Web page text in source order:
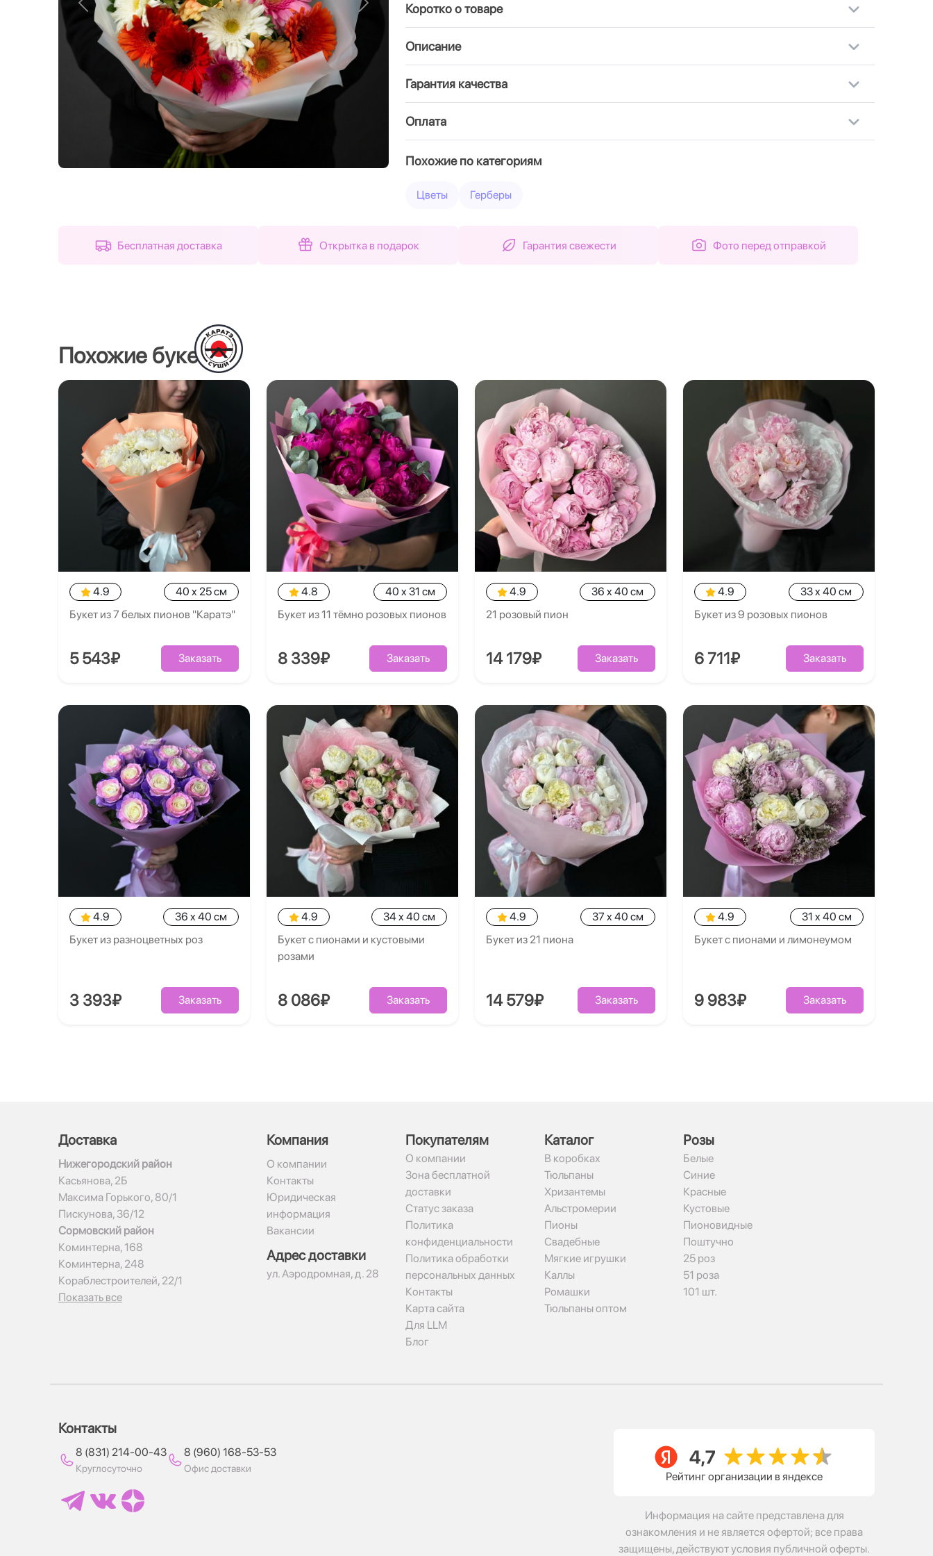
Назад Вперед Коротко о товаре
Описание
Гарантия качества
Оплата
Похожие по категориям
Цветы Герберы
Бесплатная доставка Открытка в подарок Гарантия свежести Фото перед отправкой
Похожие букеты
4.9
40 x 25 см
Букет из 7 белых пионов "Каратэ"
5 543₽ Заказать
4.8
40 x 31 см
Букет из 11 тёмно розовых пионов
8 339₽ Заказать
4.9
36 x 40 см
21 розовый пион
14 179₽ Заказать
4.9
33 x 40 см
Букет из 9 розовых пионов
6 711₽ Заказать
4.9
36 x 40 см
Букет из разноцветных роз
3 393₽ Заказать
4.9
34 x 40 см
Букет с пионами и кустовыми
розами
8 086₽ Заказать
4.9
37 x 40 см
Букет из 21 пиона
14 579₽ Заказать
4.9
31 x 40 см
Букет с пионами и лимонеумом
9 983₽ Заказать
Доставка
Нижегородский район
Касьянова, 2Б
Максима Горького, 80/1
Пискунова, 36/12
Сормовский район
Коминтерна, 168
Коминтерна, 248
Кораблестроителей, 22/1
Показать все
Компания
О компании
Контакты
Юридическая
информация
Вакансии
Адрес доставки
ул. Аэродромная, д. 28
Покупателям
О компании
Зона бесплатной
доставки
Статус заказа
Политика
конфиденциальности
Политика обработки
персональных данных
Контакты
Карта сайта
Для LLM
Блог
Каталог
В коробках
Тюльпаны
Хризантемы
Альстромерии
Пионы
Свадебные
Мягкие игрушки
Каллы
Ромашки
Тюльпаны оптом
Рoзы
Белые
Синие
Красные
Кустовые
Пионовидные
Поштучно
25 роз
51 роза
101 шт.
Контакты
8 (831) 214-00-43
Круглосуточно
8 (960) 168-53-53
Офис доставки
Рейтинг организации в яндексе
Информация на сайте представлена для
ознакомления и не является офертой; все права
защищены, действуют условия публичной оферты.